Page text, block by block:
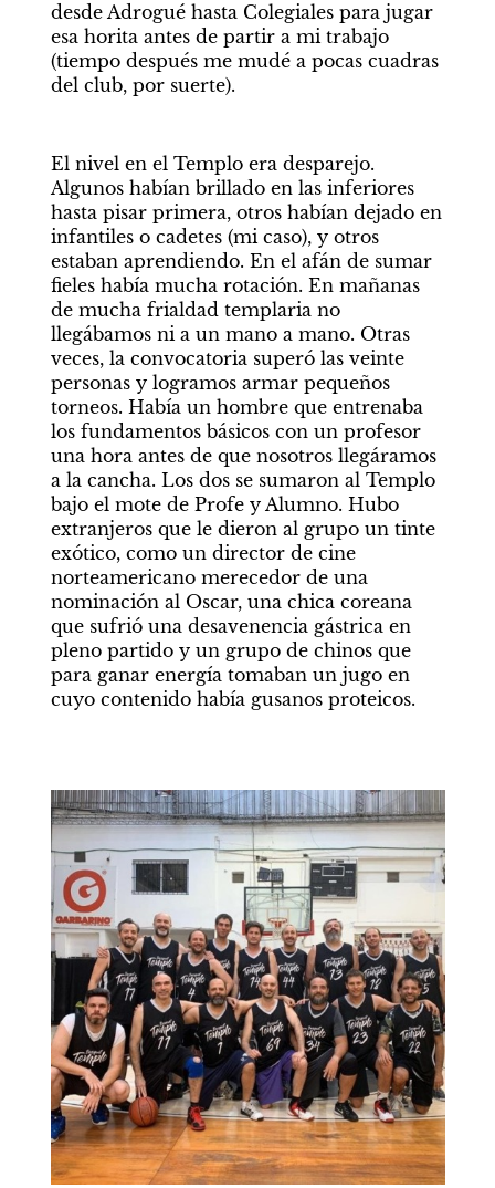
desde Adrogué hasta Colegiales para jugar
esa horita antes de partir a mi trabajo
(tiempo después me mudé a pocas cuadras
del club, por suerte).
El nivel en el Templo era desparejo.
Algunos habían brillado en las inferiores
hasta pisar primera, otros habían dejado en
infantiles o cadetes (mi caso), y otros
estaban aprendiendo. En el afán de sumar
fieles había mucha rotación. En mañanas
de mucha frialdad templaria no
llegábamos ni a un mano a mano. Otras
veces, la convocatoria superó las veinte
personas y logramos armar pequeños
torneos. Había un hombre que entrenaba
los fundamentos básicos con un profesor
una hora antes de que nosotros llegáramos
a la cancha. Los dos se sumaron al Templo
bajo el mote de Profe y Alumno. Hubo
extranjeros que le dieron al grupo un tinte
exótico, como un director de cine
norteamericano merecedor de una
nominación al Oscar, una chica coreana
que sufrió una desavenencia gástrica en
pleno partido y un grupo de chinos que
para ganar energía tomaban un jugo en
cuyo contenido había gusanos proteicos.